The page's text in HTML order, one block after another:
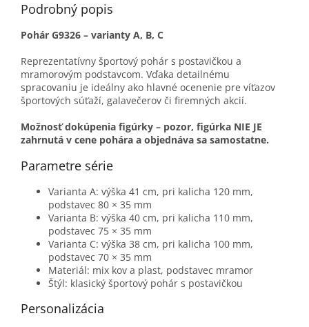
Podrobný popis
Pohár G9326 – varianty A, B, C
Reprezentatívny športový pohár s postavičkou a
mramorovým podstavcom. Vďaka detailnému
spracovaniu je ideálny ako hlavné ocenenie pre víťazov
športových súťaží, galavečerov či firemných akcií.
Možnosť dokúpenia figúrky – pozor, figúrka NIE JE
zahrnutá v cene pohára a objednáva sa samostatne.
Parametre série
Varianta A: výška 41 cm, pri kalicha 120 mm,
podstavec 80 × 35 mm
Varianta B: výška 40 cm, pri kalicha 110 mm,
podstavec 75 × 35 mm
Varianta C: výška 38 cm, pri kalicha 100 mm,
podstavec 70 × 35 mm
Materiál: mix kov a plast, podstavec mramor
Štýl: klasický športový pohár s postavičkou
Personalizácia